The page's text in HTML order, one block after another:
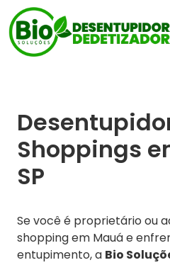
Shoppings
SP
Se você é proprietário ou
shopping em Mauá e
entupimento, a Bio